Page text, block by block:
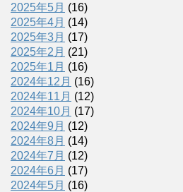
2025年5月 (16)
2025年4月 (14)
2025年3月 (17)
2025年2月 (21)
2025年1月 (16)
2024年12月 (16)
2024年11月 (12)
2024年10月 (17)
2024年9月 (12)
2024年8月 (14)
2024年7月 (12)
2024年6月 (17)
2024年5月 (16)